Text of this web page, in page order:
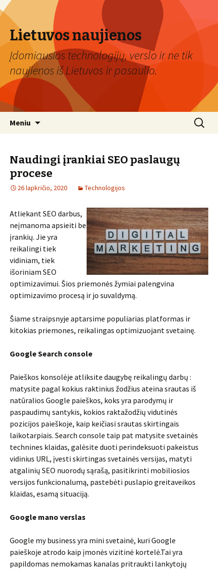
Lietuvos naujienos
Įdomiausios technologijų, verslo ir ne tik
naujienos iš Lietuvos ir pasaulio.
Meniu Ieškoti:
Naudingi įrankiai SEO paslaugų
procese
26 lapkričio, 2020 Technologijos
Atliekant SEO darbus,
neįmanoma apsieiti be
įrankių. Jie yra
reikalingi tiek
vidiniam, tiek
išoriniam SEO
optimizavimui. Šios priemonės žymiai palengvina
optimizavimo procesą ir jo suvaldymą.
Šiame straipsnyje aptarsime populiarias platformas ir
kitokias priemones, reikalingas optimizuojant svetainę.
Google Search console
Paieškos konsolėje atliksite daugybę reikalingų darbų :
matysite pagal kokius raktinius žodžius ateina srautas iš
natūralios Google paieškos, koks yra parodymų ir
paspaudimų santykis, kokios raktažodžių vidutinės
pozicijos paieškoje, kaip keičiasi srautas skirtingais
laikotarpiais. Search console taip pat matysite svetainės
technines klaidas, galėsite duoti perindeksuoti pakeistus
vidinius URL, įvesti skirtingas svetainės versijas, matyti
atgalinių SEO nuorodų sąrašą, pasitikrinti mobiliosios
versijos funkcionalumą, pastebėti puslapio greitaveikos
klaidas, esamą situaciją.
Google mano verslas
Google my business yra mini svetainė, kuri Google
paieškoje atrodo kaip įmonės vizitinė kortelė.Tai yra
papildomas nemokamas kanalas pritraukti lankytojų